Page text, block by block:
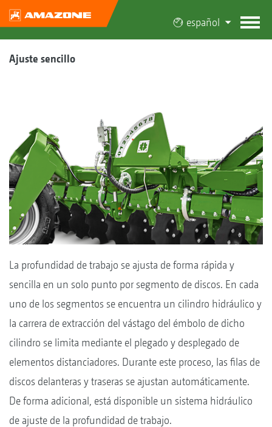
español
Ajuste sencillo
La profundidad de trabajo se ajusta de forma rápida y
sencilla en un solo punto por segmento de discos. En cada
uno de los segmentos se encuentra un cilindro hidráulico y
la carrera de extracción del vástago del émbolo de dicho
cilindro se limita mediante el plegado y desplegado de
elementos distanciadores. Durante este proceso, las filas de
discos delanteras y traseras se ajustan automáticamente.
De forma adicional, está disponible un sistema hidráulico
de ajuste de la profundidad de trabajo.